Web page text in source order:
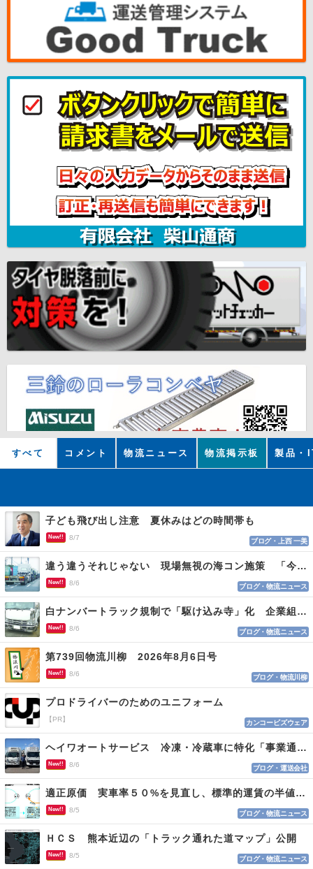
すべて コメント 物流ニュース 物流掲示板 製品・
子ども飛び出し注意 夏休みはどの時間帯も
New!! 8/7 ブログ・上西 一美
違う違うそれじゃない 現場無視の海コン施策 「今でも平均２～３時間は待つ」
New!! 8/6 ブログ・物流ニュース
白ナンバートラック規制で「駆け込み寺」化 企業組合が入会基準を見直しへ
New!! 8/6 ブログ・物流ニュース
第739回物流川柳 2026年8月6日号
New!! 8/6 ブログ・物流川柳
プロドライバーのためのユニフォーム
【PR】 カンコービズウェア
ヘイワオートサービス 冷凍・冷蔵車に特化「事業通じ貢献目指す」
New!! 8/6 ブログ・運送会社
適正原価 実車率５０%を見直し、標準的運賃の半値の恐れも
New!! 8/5 ブログ・物流ニュース
ＨＣＳ 熊本近辺の「トラック通れた道マップ」公開
New!! 8/5 ブログ・物流ニュース